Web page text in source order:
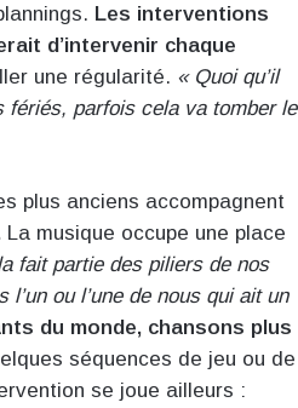
Les interventions
d’intervenir chaque
une régularité. « Quoi qu’il
fériés, parfois cela va tomber le
plus anciens accompagnent
La musique occupe une place
fait partie des piliers de nos
ou l’une de nous qui ait un
du monde, chansons plus
séquences de jeu ou de
se joue ailleurs :